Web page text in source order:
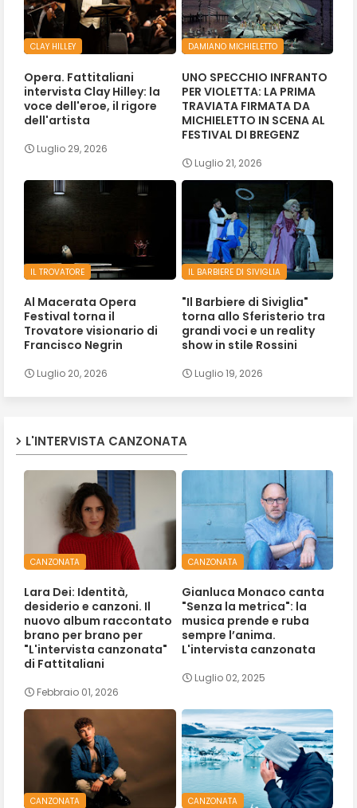
CLAY HILLEY
Opera. Fattitaliani
intervista Clay Hilley: la
voce dell'eroe, il rigore
dell'artista
Luglio 29, 2026
DAMIANO MICHIELETTO
UNO SPECCHIO INFRANTO
PER VIOLETTA: LA PRIMA
TRAVIATA FIRMATA DA
MICHIELETTO IN SCENA AL
FESTIVAL DI BREGENZ
Luglio 21, 2026
IL TROVATORE
Al Macerata Opera
Festival torna il
Trovatore visionario di
Francisco Negrin
Luglio 20, 2026
IL BARBIERE DI SIVIGLIA
"Il Barbiere di Siviglia"
torna allo Sferisterio tra
grandi voci e un reality
show in stile Rossini
Luglio 19, 2026
L'INTERVISTA CANZONATA
CANZONATA
Lara Dei: Identità,
desiderio e canzoni. Il
nuovo album raccontato
brano per brano per
"L'intervista canzonata"
di Fattitaliani
Febbraio 01, 2026
CANZONATA
Gianluca Monaco canta
"Senza la metrica": la
musica prende e ruba
sempre l’anima.
L'intervista canzonata
Luglio 02, 2025
CANZONATA CANZONATA